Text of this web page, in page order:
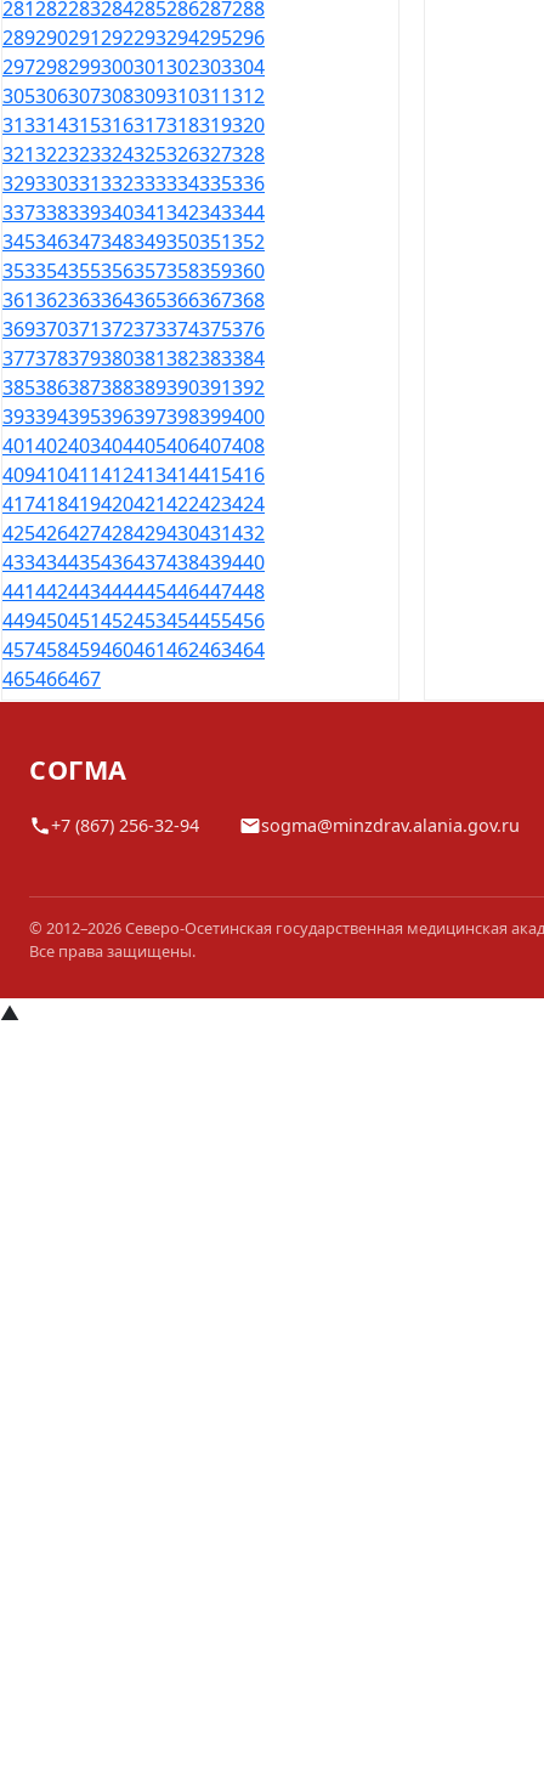
281282283284285286287288
289290291292293294295296
297298299300301302303304
305306307308309310311312
313314315316317318319320
321322323324325326327328
329330331332333334335336
337338339340341342343344
345346347348349350351352
353354355356357358359360
361362363364365366367368
369370371372373374375376
377378379380381382383384
385386387388389390391392
393394395396397398399400
401402403404405406407408
409410411412413414415416
417418419420421422423424
425426427428429430431432
433434435436437438439440
441442443444445446447448
449450451452453454455456
457458459460461462463464
465466467
СОГМА
+7 (867) 256-32-94 sogma@minzdrav.alania.gov.ru
© 2012–2026 Северо-Осетинская государственная медицинская
Все права защищены.
▲